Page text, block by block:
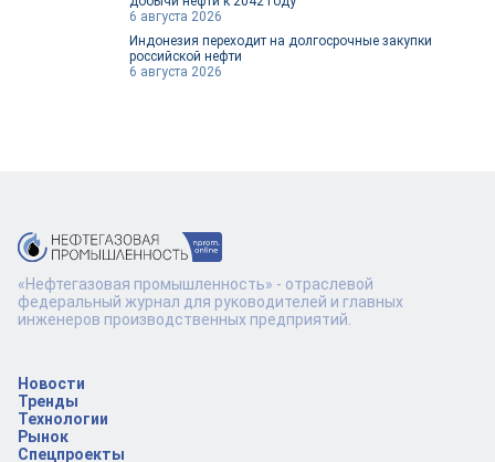
6 августа 2026
Индонезия переходит на долгосрочные закупки
российской нефти
6 августа 2026
Новости
Тренды
Технологии
Рынок
Спецпроекты
«Нефтегазовая промышленность» - отраслевой
федеральный журнал для руководителей и главных
инженеров производственных предприятий.